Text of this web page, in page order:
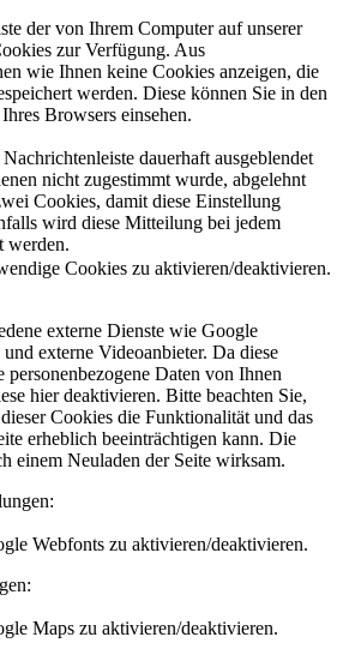
der von Ihrem Computer auf unserer
zur Verfügung. Aus
wie Ihnen keine Cookies anzeigen, die
werden. Diese können Sie in den
Browsers einsehen.
dauerhaft ausgeblendet
nicht zugestimmt wurde, abgelehnt
Cookies, damit diese Einstellung
wird diese Mitteilung bei jedem
werden.
Cookies zu aktivieren/deaktivieren.
externe Dienste wie Google
externe Videoanbieter. Da diese
Daten von Ihnen
hier deaktivieren. Bitte beachten Sie,
Cookies die Funktionalität und das
erheblich beeinträchtigen kann. Die
einem Neuladen der Seite wirksam.
Webfonts zu aktivieren/deaktivieren.
Maps zu aktivieren/deaktivieren.